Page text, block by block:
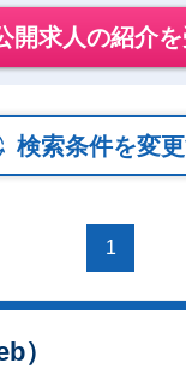
開求人の紹介
検索条件を変
1
）